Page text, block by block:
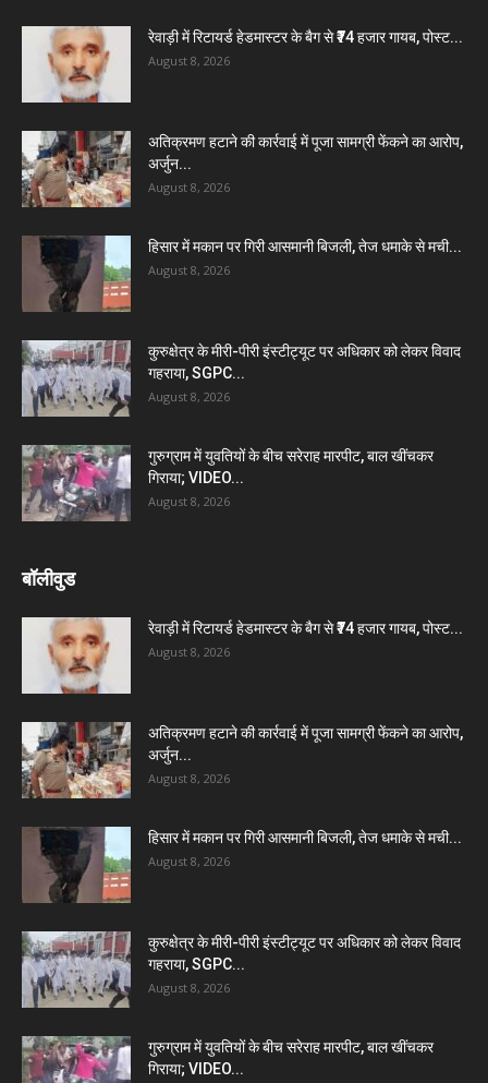
रेवाड़ी में रिटायर्ड हेडमास्टर के बैग से ₹74 हजार गायब, पोस्ट...
August 8, 2026
अतिक्रमण हटाने की कार्रवाई में पूजा सामग्री फेंकने का आरोप,
अर्जुन...
August 8, 2026
हिसार में मकान पर गिरी आसमानी बिजली, तेज धमाके से मची...
August 8, 2026
कुरुक्षेत्र के मीरी-पीरी इंस्टीट्यूट पर अधिकार को लेकर विवाद
गहराया, SGPC...
August 8, 2026
गुरुग्राम में युवतियों के बीच सरेराह मारपीट, बाल खींचकर
गिराया; VIDEO...
August 8, 2026
बॉलीवुड
रेवाड़ी में रिटायर्ड हेडमास्टर के बैग से ₹74 हजार गायब, पोस्ट...
August 8, 2026
अतिक्रमण हटाने की कार्रवाई में पूजा सामग्री फेंकने का आरोप,
अर्जुन...
August 8, 2026
हिसार में मकान पर गिरी आसमानी बिजली, तेज धमाके से मची...
August 8, 2026
कुरुक्षेत्र के मीरी-पीरी इंस्टीट्यूट पर अधिकार को लेकर विवाद
गहराया, SGPC...
August 8, 2026
गुरुग्राम में युवतियों के बीच सरेराह मारपीट, बाल खींचकर
गिराया; VIDEO...